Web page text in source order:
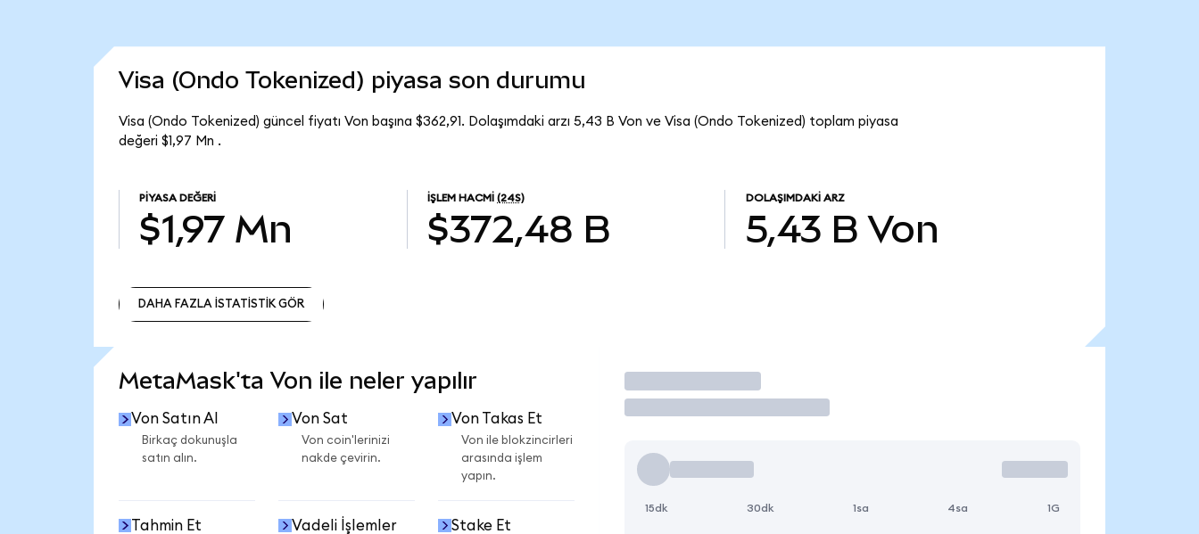
Visa (Ondo Tokenized) piyasa son durumu
Visa (Ondo Tokenized) güncel fiyatı Von başına $362,91. Dolaşımdaki arzı 5,43 B Von ve Visa (Ondo Tokenized) toplam piyasa
değeri $1,97 Mn .
PIYASA DEĞERI
$1,97 Mn
İŞLEM HACMI (24S)
$372,48 B
DOLAŞIMDAKI ARZ
5,43 B Von
DAHA FAZLA İSTATİSTİK GÖR
MetaMask'ta Von ile neler yapılır
Von Satın Al
Birkaç dokunuşla
satın alın.
Von Sat
Von coin'lerinizi
nakde çevirin.
Von Takas Et
Von ile blokzincirleri
arasında işlem
yapın.
Tahmin Et Vadeli İşlemler Stake Et
İşlem Yap
15dk 30dk 1sa 4sa 1G